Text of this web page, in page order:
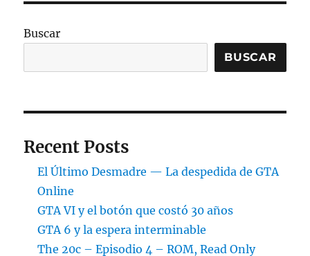
Buscar
BUSCAR
Recent Posts
El Último Desmadre — La despedida de GTA
Online
GTA VI y el botón que costó 30 años
GTA 6 y la espera interminable
The 20c – Episodio 4 – ROM, Read Only